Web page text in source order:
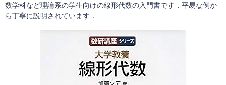
数学科など理論系の学生向けの線形代数の入門書です．平易な例か
ら丁寧に説明されています．